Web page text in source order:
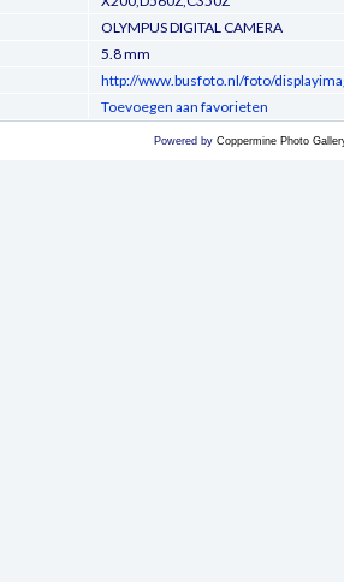
OLYMPUS DIGITAL CAMERA
5.8 mm
http://www.busfoto.nl/foto/
Toevoegen aan favorieten
Powered by Coppermine Photo